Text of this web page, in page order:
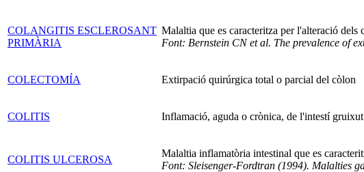
COLANGITIS ESCLEROSANT
PRIMÀRIA
Malaltia que es caracteritza per l'alteració
Font: Bernstein CN et al. The prevalence of
COLECTOMÍA Extirpació quirúrgica total o parcial del còlon
COLITIS Inflamació, aguda o crònica, de l'intestí
COLITIS ULCEROSA
Malaltia inflamatòria intestinal que es
Font: Sleisenger-Fordtran (1994). Malalties